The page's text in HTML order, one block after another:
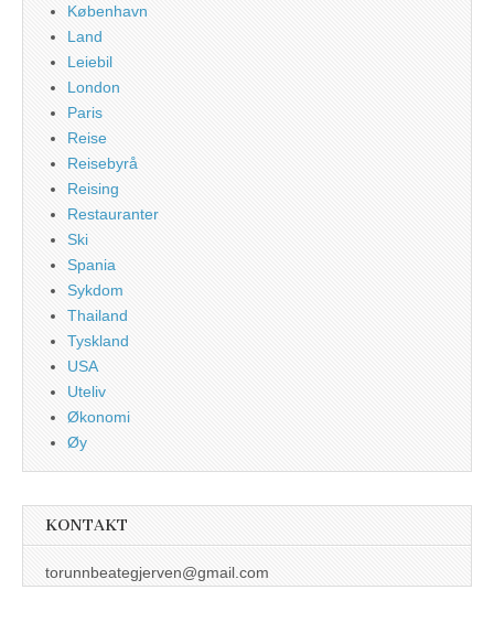
København
Land
Leiebil
London
Paris
Reise
Reisebyrå
Reising
Restauranter
Ski
Spania
Sykdom
Thailand
Tyskland
USA
Uteliv
Økonomi
Øy
KONTAKT
torunnbeategjerven@gmail.com